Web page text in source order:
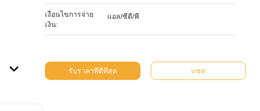
เงื่อนไขการจ่าย
เงิน:
แอล/ซีดี/พี
รับราคาที่ดีที่สุด แชท